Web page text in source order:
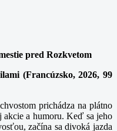
pred Rozkvetom
(Francúzsko, 2026, 99
prichádza na plátno
a humoru. Keď sa jeho
začína sa divoká jazda